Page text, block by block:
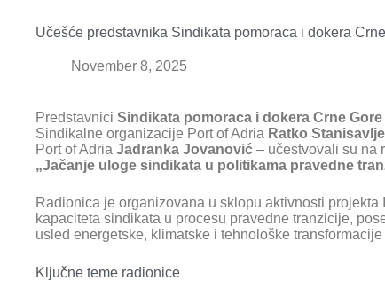
Učešće predstavnika Sindikata pomoraca i dokera
November 8, 2025
Predstavnici Sindikata pomoraca i dokera Crne Gore
Sindikalne organizacije Port of Adria Ratko
Port of Adria Jadranka Jovanović – učestvovali su na
„Jačanje uloge sindikata u politikama pravedne
Radionica je organizovana u sklopu aktivnosti
kapaciteta sindikata u procesu pravedne tranzicije,
usled energetske, klimatske i tehnološke transformacije
Ključne teme radionice